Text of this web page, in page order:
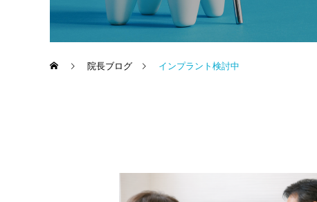
院長ブログ インプラント検討中